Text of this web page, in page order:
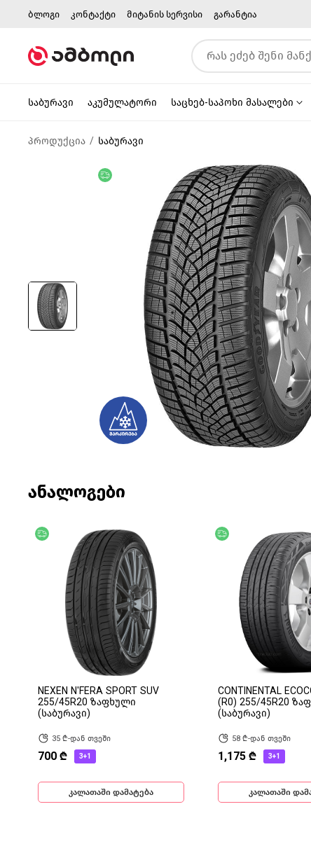
ბლოგი კონტაქტი მიტანის სერვისი გარანტია
საბურავი აკუმულატორი საცხებ-საპოხი მასალები
პროდუქცია საბურავი
ანალოგები
უფასო მიწოდება
NEXEN N'FERA SPORT SUV
255/45R20 ზაფხული
(საბურავი)
35 ₾-დან თვეში
700 ₾ 3+1
კალათაში დამატება
უფასო მიწოდება
CONTINENTAL
(R0) 255/45R20
(საბურავი)
58 ₾-დან თვეში
1,175 ₾ 3+1
კალათაში